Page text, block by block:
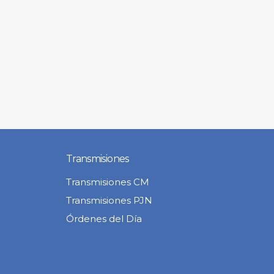
Transmisiones
Transmisiones CM
Transmisiones PJN
Órdenes del Día